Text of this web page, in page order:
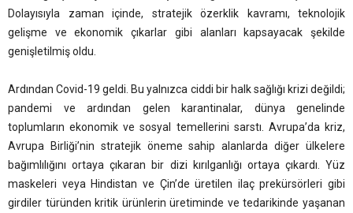
Dolayısıyla zaman içinde, stratejik özerklik kavramı, teknolojik
gelişme ve ekonomik çıkarlar gibi alanları kapsayacak şekilde
genişletilmiş oldu.
Ardından Covid-19 geldi. Bu yalnızca ciddi bir halk sağlığı krizi değildi;
pandemi ve ardından gelen karantinalar, dünya genelinde
toplumların ekonomik ve sosyal temellerini sarstı. Avrupa’da kriz,
Avrupa Birliği’nin stratejik öneme sahip alanlarda diğer ülkelere
bağımlılığını ortaya çıkaran bir dizi kırılganlığı ortaya çıkardı. Yüz
maskeleri veya Hindistan ve Çin’de üretilen ilaç prekürsörleri gibi
girdiler türünden kritik ürünlerin üretiminde ve tedarikinde yaşanan